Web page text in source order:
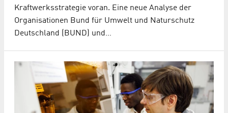
Kraftwerksstrategie voran. Eine neue Analyse der
Organisationen Bund für Umwelt und Naturschutz
Deutschland (BUND) und…